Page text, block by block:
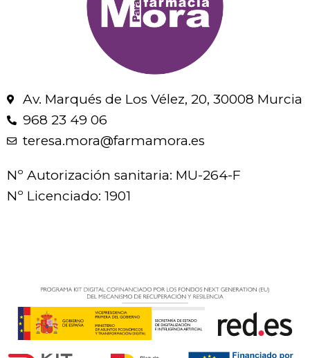
Av. Marqués de Los Vélez, 20, 30008 Murcia
968 23 49 06
teresa.mora@farmamora.es
Nº Autorización sanitaria: MU-264-F
Nº Licenciado: 1901